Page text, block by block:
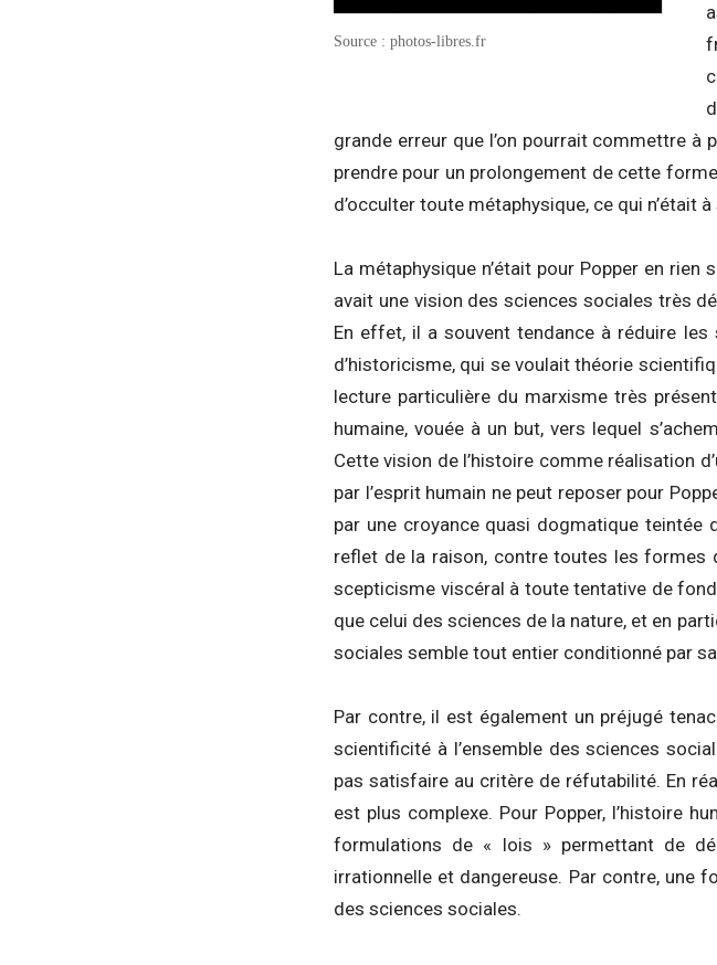
Source : photos-libres.fr
grande erreur que l’on pourrait commettre
prendre pour un prolongement de cette
d’occulter toute métaphysique, ce qui n’était
La métaphysique n’était pour Popper en
avait une vision des sciences sociales très
En effet, il a souvent tendance à réduire
d’historicisme, qui se voulait théorie
lecture particulière du marxisme très présent
humaine, vouée à un but, vers lequel
Cette vision de l’histoire comme réalisation
par l’esprit humain ne peut reposer pour
par une croyance quasi dogmatique teintée
reflet de la raison, contre toutes les formes
scepticisme viscéral à toute tentative de
que celui des sciences de la nature, et en
sociales semble tout entier conditionné par
Par contre, il est également un préjugé
scientificité à l’ensemble des sciences
pas satisfaire au critère de réfutabilité. En
est plus complexe. Pour Popper, l’histoire
formulations de « lois » permettant de
irrationnelle et dangereuse. Par contre, une
des sciences sociales.